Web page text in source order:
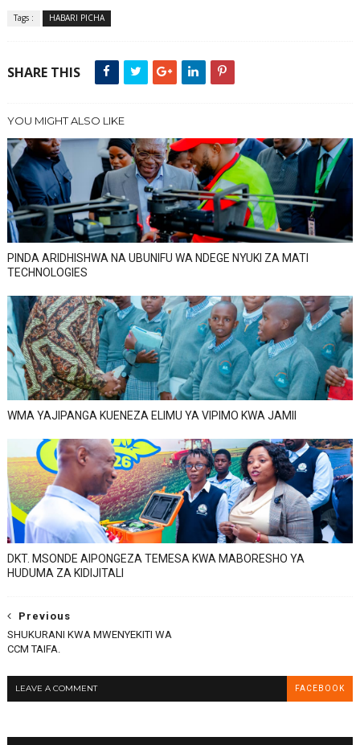
Tags : HABARI PICHA
SHARE THIS
YOU MIGHT ALSO LIKE
PINDA ARIDHISHWA NA UBUNIFU WA NDEGE NYUKI ZA MATI
TECHNOLOGIES
WMA YAJIPANGA KUENEZA ELIMU YA VIPIMO KWA JAMII
DKT. MSONDE AIPONGEZA TEMESA KWA MABORESHO YA
HUDUMA ZA KIDIJITALI
Previous
SHUKURANI KWA MWENYEKITI WA
CCM TAIFA.
LEAVE A COMMENT FACEBOOK